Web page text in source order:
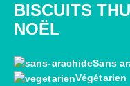
BISCUITS
NOËL
Sans
Végétarien